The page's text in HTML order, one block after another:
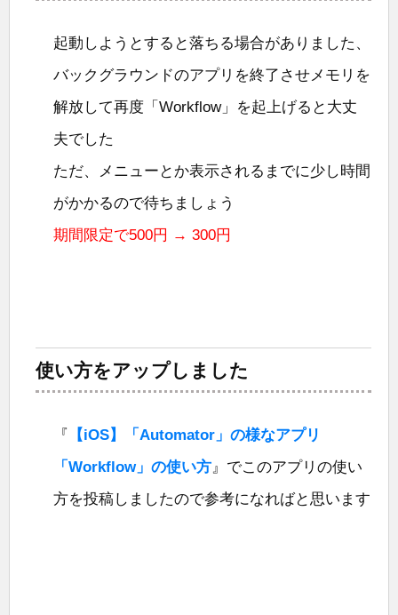
起動しようとすると落ちる場合がありました、
バックグラウンドのアプリを終了させメモリを
解放して再度「Workflow」を起上げると大丈
夫でした
ただ、メニューとか表示されるまでに少し時間
がかかるので待ちましょう
期間限定で500円 → 300円
使い方をアップしました
『
【iOS】「Automator」の様なアプリ
「Workflow」の使い方』でこのアプリの使い
方を投稿しましたので参考になればと思います